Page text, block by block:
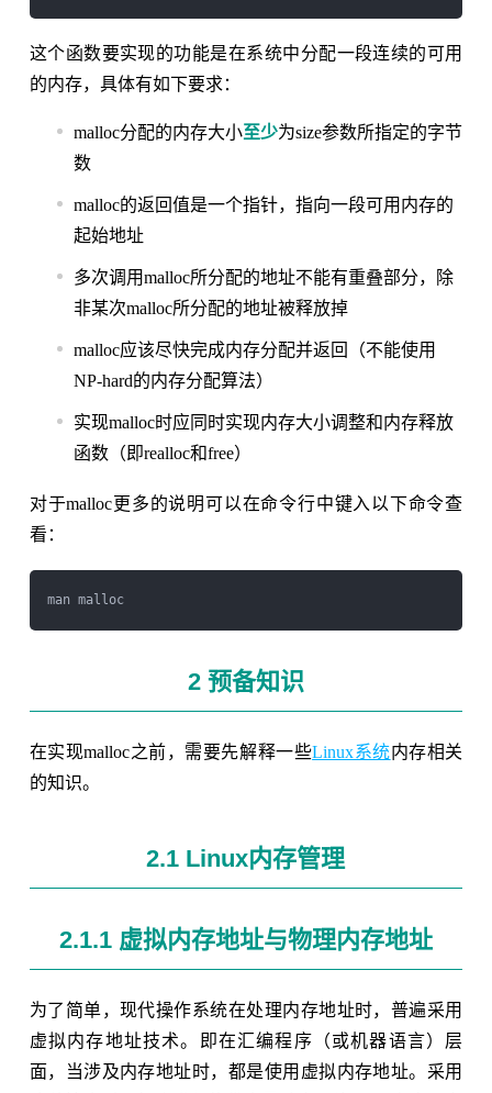
这个函数要实现的功能是在系统中分配一段连续的可用
的内存，具体有如下要求：
malloc分配的内存大小至少为size参数所指定的字节
数
malloc的返回值是一个指针，指向一段可用内存的
起始地址
多次调用malloc所分配的地址不能有重叠部分，除
非某次malloc所分配的地址被释放掉
malloc应该尽快完成内存分配并返回（不能使用
NP-hard的内存分配算法）
实现malloc时应同时实现内存大小调整和内存释放
函数（即realloc和free）
对于malloc更多的说明可以在命令行中键入以下命令查
看：
man malloc
2 预备知识
在实现malloc之前，需要先解释一些Linux系统内存相关
的知识。
2.1 Linux内存管理
2.1.1 虚拟内存地址与物理内存地址
为了简单，现代操作系统在处理内存地址时，普遍采用
虚拟内存地址技术。即在汇编程序（或机器语言）层
面，当涉及内存地址时，都是使用虚拟内存地址。采用